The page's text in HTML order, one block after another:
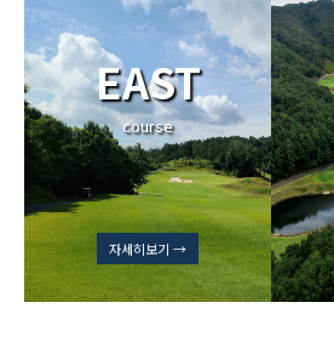
EAST
course
자세히보기 →